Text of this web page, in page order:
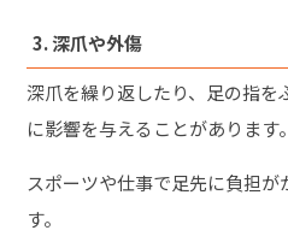
3. 深爪や外傷
深爪を繰り返したり、足の指
に影響を与えることがあります。
スポーツや仕事で足先に負担
す。